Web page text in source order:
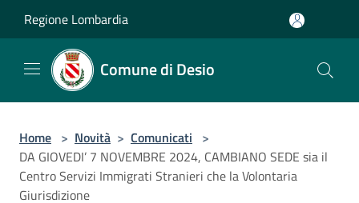
Regione Lombardia
Comune di Desio
Home > Novità > Comunicati >
DA GIOVEDI’ 7 NOVEMBRE 2024, CAMBIANO SEDE sia il
Centro Servizi Immigrati Stranieri che la Volontaria
Giurisdizione